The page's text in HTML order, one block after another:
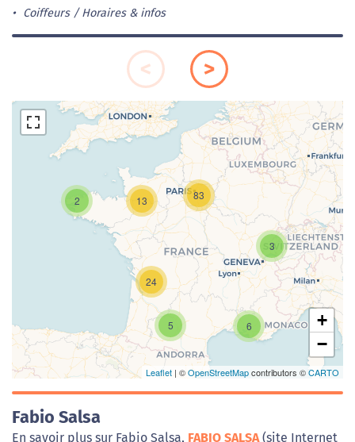
Coiffeurs Horaires & infos
Chargement de la carte en cours...
2
24
13
3
5 6
83
+
−
Leaflet | ©OpenStreetMapcontributors ©CARTO
Fabio Salsa
En savoir plus sur Fabio Salsa, FABIO SALSA(site Internet